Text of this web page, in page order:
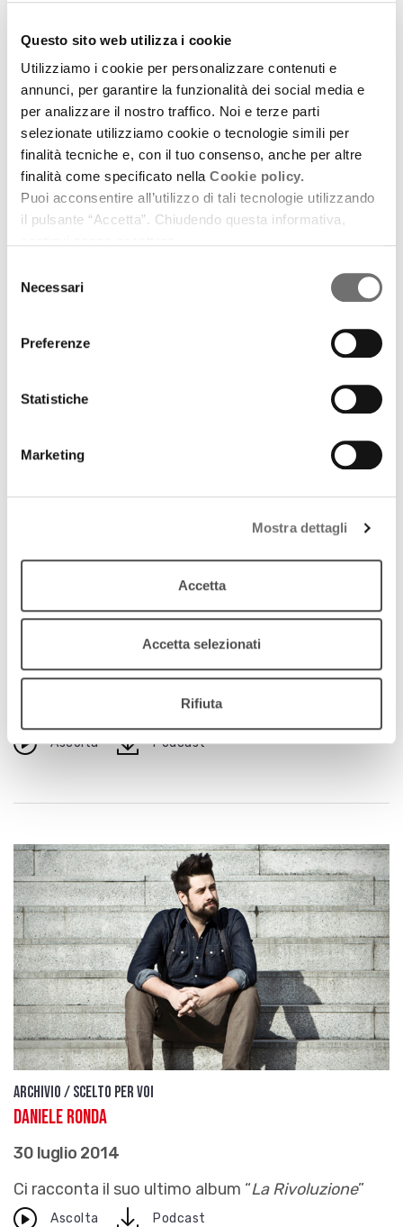
Questo sito web utilizza i cookie
Utilizziamo i cookie per personalizzare contenuti e
annunci, per garantire la funzionalità dei social media e
per analizzare il nostro traffico. Noi e terze parti
selezionate utilizziamo cookie o tecnologie simili per
finalità tecniche e, con il tuo consenso, anche per altre
finalità come specificato nella Cookie policy.
Puoi acconsentire all’utilizzo di tali tecnologie utilizzando
il pulsante “Accetta”. Chiudendo questa informativa,
delNecessari
Preferenze
Statistiche
Marketing
Mostra dettagli
Accetta
Accetta selezionati
Rifiuta
Archivio / Mei Web Radio
ManìnBlù
12 settembre 2014
L'appuntamento settimanale con la musica indie a
cura del MEI
Rocco Rosignoli
Ascolta downloadPodcast
Archivio / Scelto per voi
Daniele Ronda
30 luglio 2014
Ci racconta il suo ultimo album “La Rivoluzione”
Ascolta downloadPodcast